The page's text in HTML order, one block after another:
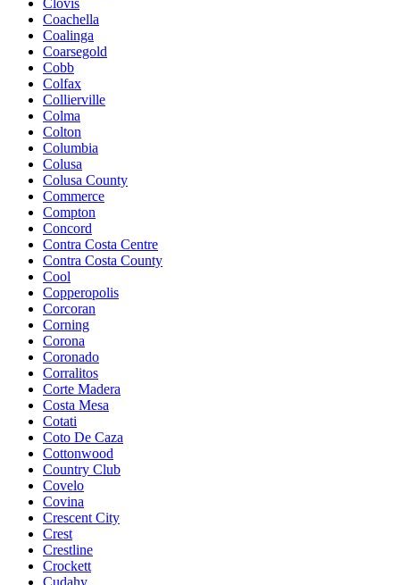
Coachella
Coalinga
Coarsegold
Cobb
Colfax
Collierville
Colma
Colton
Columbia
Colusa
Colusa County
Commerce
Compton
Concord
Contra Costa Centre
Contra Costa County
Cool
Copperopolis
Corcoran
Corning
Corona
Coronado
Corralitos
Corte Madera
Costa Mesa
Cotati
Coto De Caza
Cottonwood
Country Club
Covelo
Covina
Crescent City
Crest
Crestline
Crockett
Cudahy